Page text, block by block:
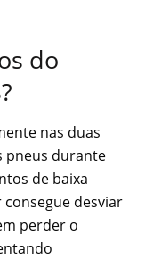
do
nas duas
pneus durante
de baixa
desviar
perder o